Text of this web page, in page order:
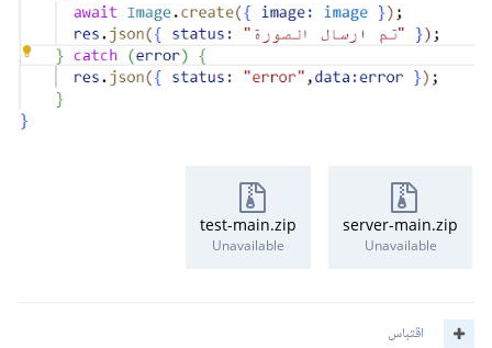
server-main.zip
Unavailable
test-main.zip
Unavailable
اقتباس